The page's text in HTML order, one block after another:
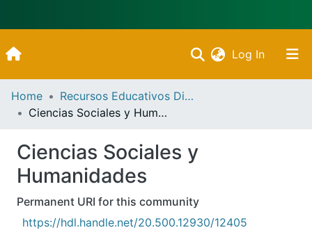
Log In(current)
Inicio
Communities & Collections
All of DSpace
Statistics
Bibliotecas
Home
Recursos Educativos Digitales
Ciencias Sociales y Humanidades
Ciencias Sociales y
Humanidades
Permanent URI for this community
https://hdl.handle.net/20.500.12930/12405